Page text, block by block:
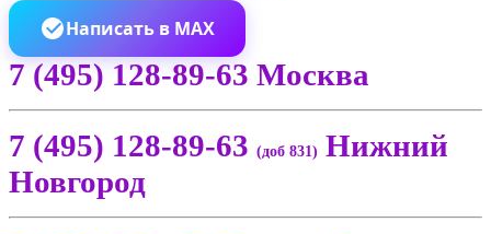
Написать в MAX
7 (495) 128-89-63 Москва
7 (495) 128-89-63 (доб 831) Нижний
Новгород